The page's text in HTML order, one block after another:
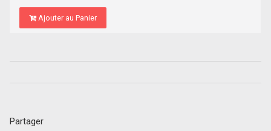
Ajouter au Panier
Partager